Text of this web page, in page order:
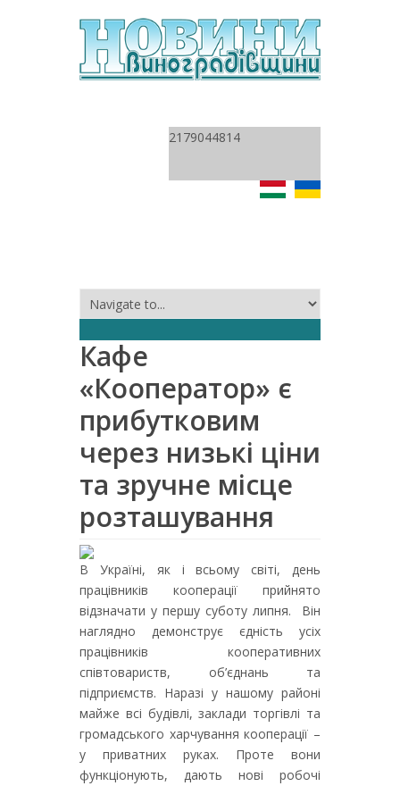
2179044814
Кафе
«Кооператор» є
прибутковим
через низькі ціни
та зручне місце
розташування
В Україні, як і всьому світі, день
працівників кооперації прийнято
відзначати у першу суботу липня. Він
наглядно демонструє єдність усіх
працівників кооперативних
співтовариств, об’єднань та
підприємств. Наразі у нашому районі
майже всі будівлі, заклади торгівлі та
громадського харчування кооперації –
у приватних руках. Проте вони
функціонують, дають нові робочі